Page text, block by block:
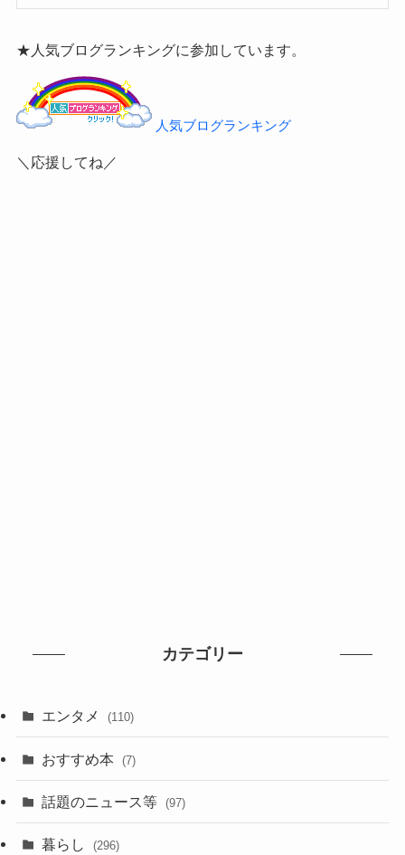
★人気ブログランキングに参加しています。
人気ブログランキング
＼応援してね／
カテゴリー
エンタメ (110)
おすすめ本 (7)
話題のニュース等 (97)
暮らし (296)